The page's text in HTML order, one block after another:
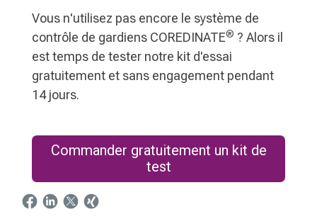
Vous n'utilisez pas encore le système de
contrôle de gardiens COREDINATE® ? Alors il
est temps de tester notre kit d'essai
gratuitement et sans engagement pendant
14 jours.
Commander gratuitement un kit de
test